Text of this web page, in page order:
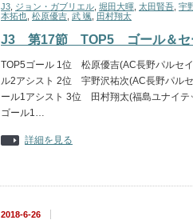
J3 ジョン・ガブリエル 堀田大暉 太田賢吾 宇
本拓也 松原優吉 武 颯 田村翔太
J3 第17節 TOP5 ゴール＆セ
TOP5ゴール 1位 松原優吉(AC長野パルセ
ル2アシスト 2位 宇野沢祐次(AC長野パル
ール1アシスト 3位 田村翔太(福島ユナイ
ゴール1…
詳細を見る
2018-6-26